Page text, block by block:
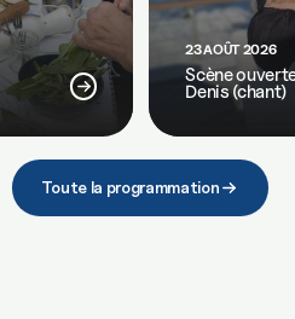
23 AOÛT 2026
Scène
Denis (chant)
Toute la programmation